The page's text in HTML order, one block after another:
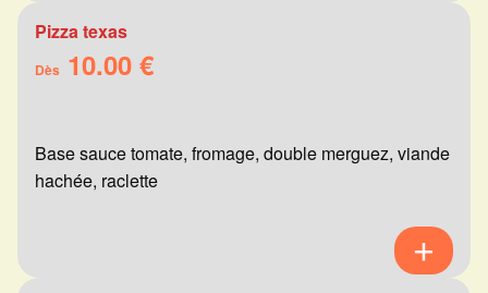
Pizza texas
Dès 10.00 €
Base sauce tomate, fromage, double merguez, viande
hachée, raclette